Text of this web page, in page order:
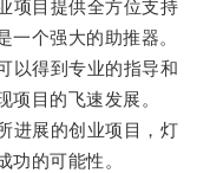
目提供全方位支持
一个强大的助推器。
得到专业的指导和
项目的飞速发展。
展的创业项目，灯
功的可能性。